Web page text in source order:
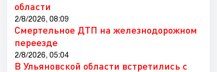
области
2/8/2026, 08:09
Смертельное ДТП на железнодорожном
переезде
2/8/2026, 05:04
В Ульяновской области встретились с